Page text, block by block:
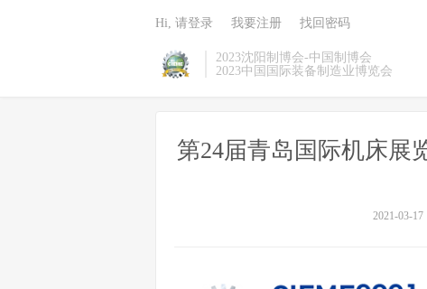
2023沈阳制博会-中国制博会
2023中国国际装备制造业博览会
Hi, 请登录 我要注册 找回密码
第24届青岛国际机床展
2021-03-17